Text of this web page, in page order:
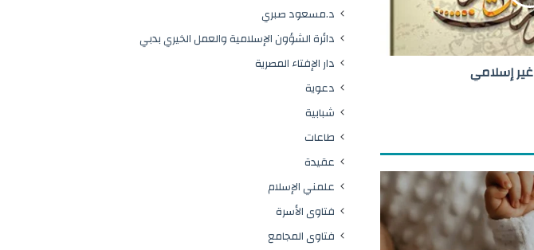
إسلامي
د.مسعود صبري
دائرة الشؤون الإسلامية والعمل الخيري بدبي
دار الإفتاء المصرية
دعوية
شبابية
طاعات
عقيدة
علمني الإسلام
فتاوى الأسرة
فتاوى المجامع